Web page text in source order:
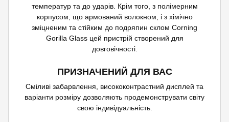
температур та до ударів. Крім того, з полімерним
корпусом, що армований волокном, і з хімічно
зміцненим та стійким до подряпин склом Corning
Gorilla Glass цей пристрій створений для
довговічності.
ПРИЗНАЧЕНИЙ ДЛЯ ВАС
Сміливі забарвлення, висококонтрастний дисплей та
варіанти розміру дозволяють продемонструвати світу
свою індивідуальність.